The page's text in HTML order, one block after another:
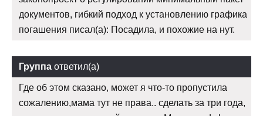
документов, гибкий подход к установлению графика
погашения писал(а): Посадила, и похожие на нут.
Группа ответил(а)
Где об этом сказано, может я что-то пропустила
сожалению,мама тут не права.. сделать за три года,